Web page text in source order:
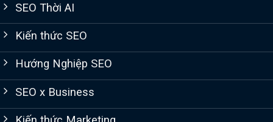
SEO Thời AI
Kiến thức SEO
Hướng Nghiệp SEO
SEO x Business